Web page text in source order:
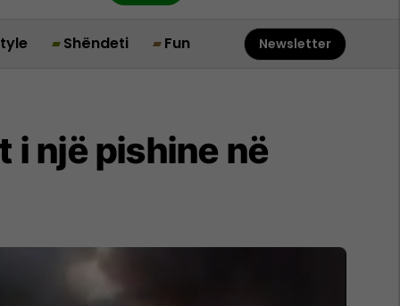
Shëndeti Fun Newsletter
një pishine në